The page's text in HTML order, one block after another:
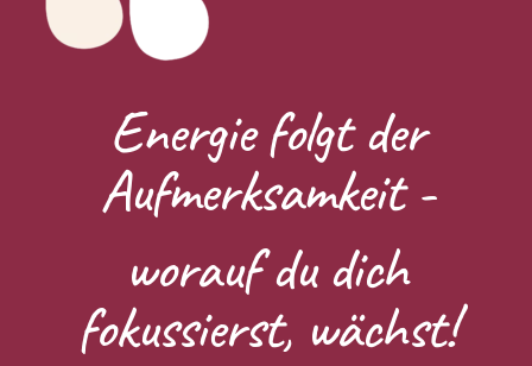
Energie folgt der
Aufmerksamkeit -
worauf du dich
fokussierst, wächst!